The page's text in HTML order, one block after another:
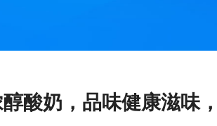
酸奶，品味健康滋味